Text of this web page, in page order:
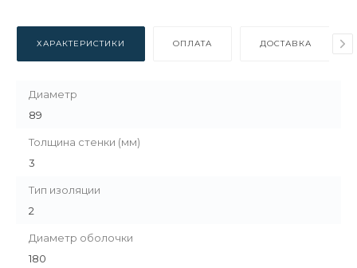
ХАРАКТЕРИСТИКИ ОПЛАТА ДОСТАВКА
Диаметр
89
Толщина стенки (мм)
3
Тип изоляции
2
Диаметр оболочки
180